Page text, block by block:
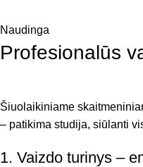
Naudinga
Profesionalūs
Šiuolaikiniame
– patikima studija, siūlanti
1. Vaizdo turinys –